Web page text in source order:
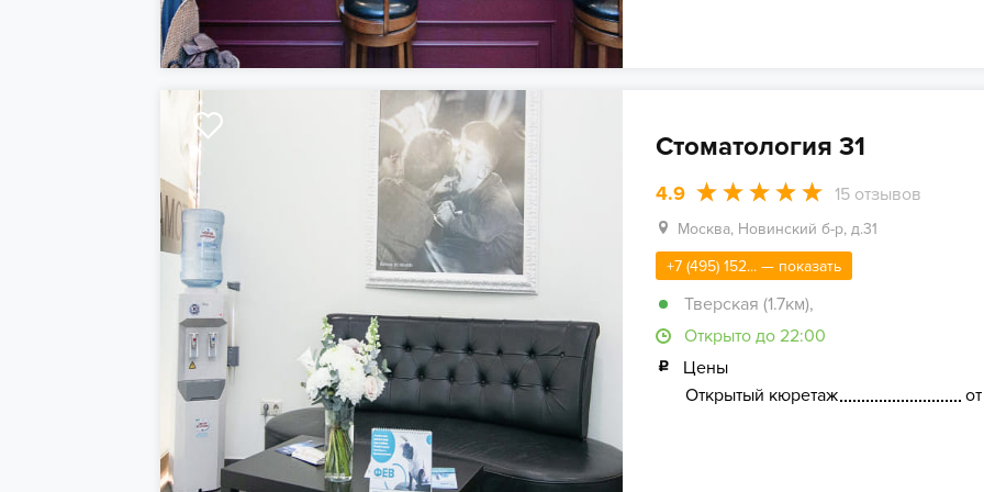
Стоматология 31
4.9 15отзывов
Москва, Новинский б-р, д.31
+7 (495) 152... — показать
Тверская (1.7км),
Открыто до 22:00
Цены
Открытый кюретаж